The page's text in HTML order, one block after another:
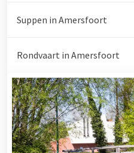
Suppen in Amersfoort
Rondvaart in Amersfoort